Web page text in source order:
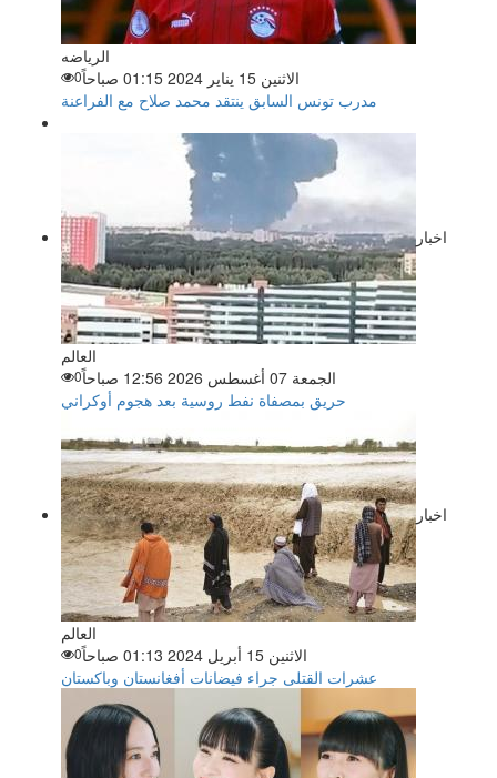
الرياضه
الاثنين 15 يناير 2024 01:15 صباحاً
0
مدرب تونس السابق ينتقد محمد صلاح مع الفراعنة
اخبار
العالم
الجمعة 07 أغسطس 2026 12:56 صباحاً
0
حريق بمصفاة نفط روسية بعد هجوم أوكراني
اخبار
العالم
الاثنين 15 أبريل 2024 01:13 صباحاً
0
عشرات القتلى جراء فيضانات أفغانستان وباكستان